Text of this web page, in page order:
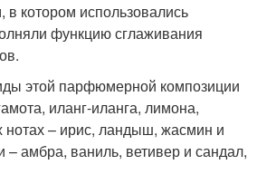
котором использовались
функцию сглаживания
этой парфюмерной композиции
иланг-иланга, лимона,
нотах – ирис, ландыш, жасмин и
– амбра, ваниль, ветивер и сандал,